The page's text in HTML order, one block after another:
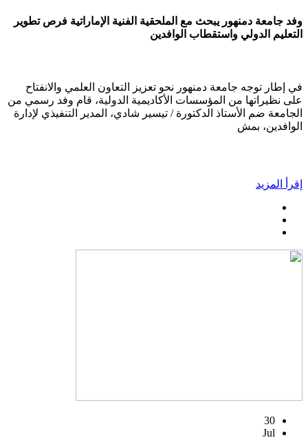
وفد جامعة دمنهور يبحث مع الملحقية الفنية الإماراتية فرص تطوير
التعليم الدولي واستقطاب الوافدين
في إطار توجه جامعة دمنهور نحو تعزيز التعاون العلمي والانفتاح
على نظيراتها من المؤسسات الأكاديمية الدولية، قام وفد رسمي من
الجامعة ضم الأستاذ الدكتورة / تيسير شادي، المدير التنفيذي لإدارة
الوافدين، بمش
إقرأ المزيد
30
Jul